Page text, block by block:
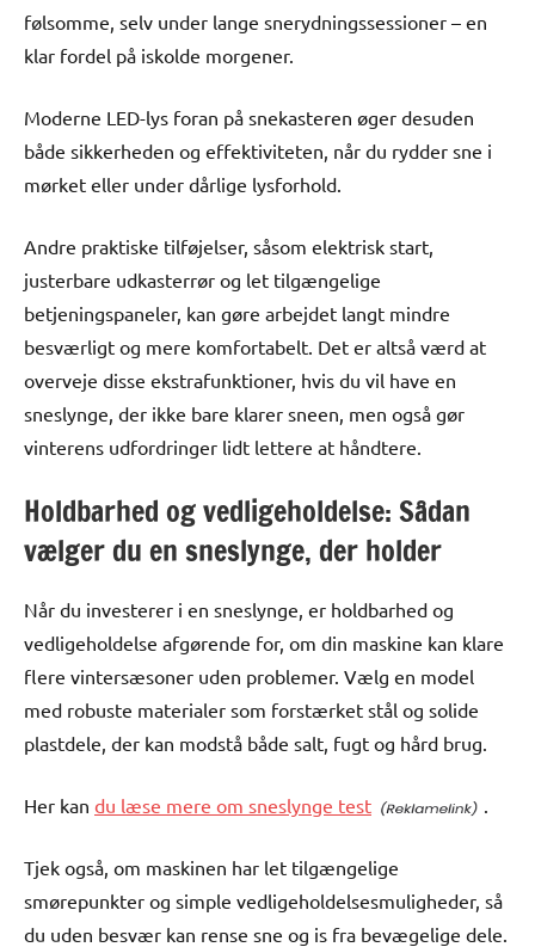
følsomme, selv under lange snerydningssessioner – en
klar fordel på iskolde morgener.
Moderne LED-lys foran på snekasteren øger desuden
både sikkerheden og effektiviteten, når du rydder sne i
mørket eller under dårlige lysforhold.
Andre praktiske tilføjelser, såsom elektrisk start,
justerbare udkasterrør og let tilgængelige
betjeningspaneler, kan gøre arbejdet langt mindre
besværligt og mere komfortabelt. Det er altså værd at
overveje disse ekstrafunktioner, hvis du vil have en
sneslynge, der ikke bare klarer sneen, men også gør
vinterens udfordringer lidt lettere at håndtere.
Holdbarhed og vedligeholdelse: Sådan
vælger du en sneslynge, der holder
Når du investerer i en sneslynge, er holdbarhed og
vedligeholdelse afgørende for, om din maskine kan klare
flere vintersæsoner uden problemer. Vælg en model
med robuste materialer som forstærket stål og solide
plastdele, der kan modstå både salt, fugt og hård brug.
Her kan du læse mere om sneslynge test
Tjek også, om maskinen har let tilgængelige
smørepunkter og simple vedligeholdelsesmuligheder, så
du uden besvær kan rense sne og is fra bevægelige dele.